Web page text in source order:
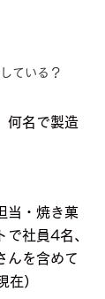
ている？
何名で製造
当・焼き菓
で社員4名、
んを含めて
在）